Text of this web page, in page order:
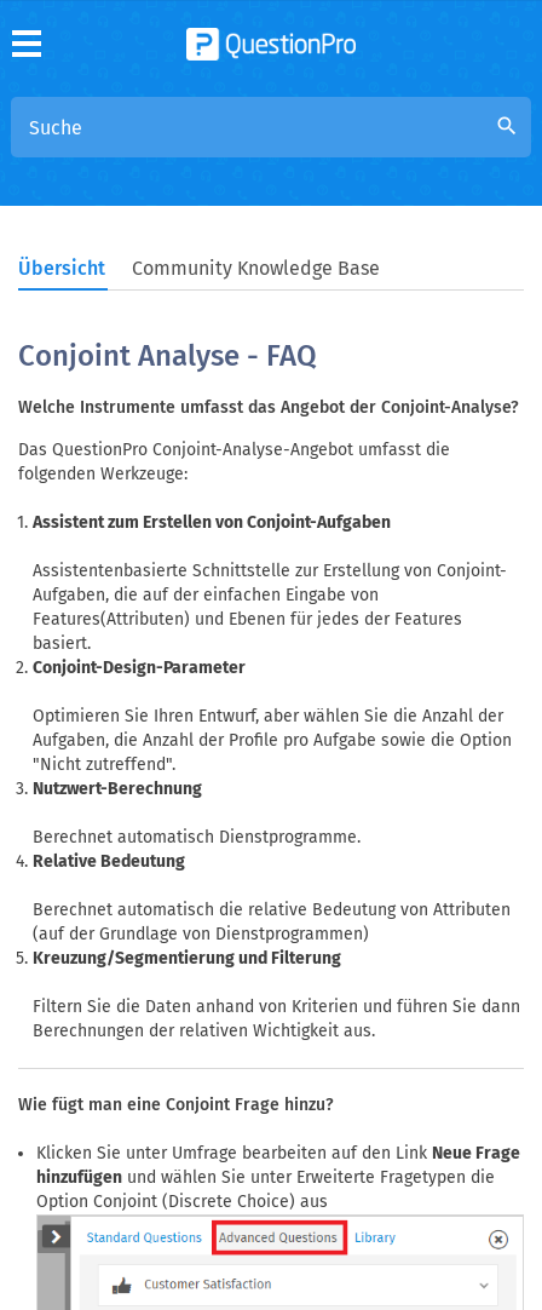
search
Übersicht Community Knowledge Base
Conjoint Analyse - FAQ
Welche Instrumente umfasst das Angebot der Conjoint-Analyse?
Das QuestionPro Conjoint-Analyse-Angebot umfasst die
folgenden Werkzeuge:
Assistent zum Erstellen von Conjoint-Aufgaben
Assistentenbasierte Schnittstelle zur Erstellung von Conjoint-
Aufgaben, die auf der einfachen Eingabe von
Features(Attributen) und Ebenen für jedes der Features
basiert.
Conjoint-Design-Parameter
Optimieren Sie Ihren Entwurf, aber wählen Sie die Anzahl der
Aufgaben, die Anzahl der Profile pro Aufgabe sowie die Option
"Nicht zutreffend".
Nutzwert-Berechnung
Berechnet automatisch Dienstprogramme.
Relative Bedeutung
Berechnet automatisch die relative Bedeutung von Attributen
(auf der Grundlage von Dienstprogrammen)
Kreuzung/Segmentierung und Filterung
Filtern Sie die Daten anhand von Kriterien und führen Sie dann
Berechnungen der relativen Wichtigkeit aus.
Wie fügt man eine Conjoint Frage hinzu?
Klicken Sie unter Umfrage bearbeiten auf den Link Neue Frage
hinzufügen und wählen Sie unter Erweiterte Fragetypen die
Option Conjoint (Discrete Choice) aus